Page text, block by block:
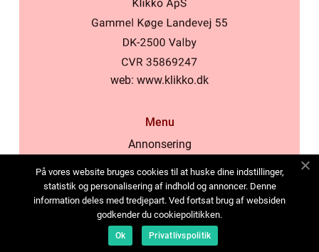
web: www.klikko.dk
Menu
Annonsering
Cookies
Kontakta oss
Sitemap
På vores website bruges cookies til at huske dine indstillinger,
statistik og personalisering af indhold og annoncer. Denne
information deles med tredjepart. Ved fortsat brug af websiden
godkender du cookiepolitikken.
Ok Privatlivspolitik